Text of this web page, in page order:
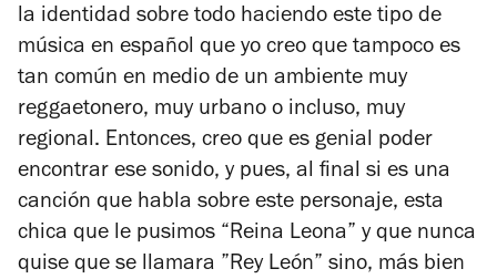
la identidad sobre todo haciendo este tipo de
música en español que yo creo que tampoco es
tan común en medio de un ambiente muy
reggaetonero, muy urbano o incluso, muy
regional. Entonces, creo que es genial poder
encontrar ese sonido, y pues, al final si es una
canción que habla sobre este personaje, esta
chica que le pusimos “Reina Leona” y que nunca
quise que se llamara ”Rey León” sino, más bien